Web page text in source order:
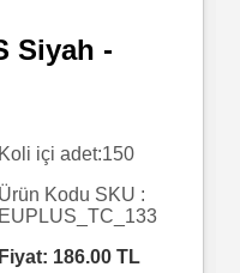
Siyah -
Koli içi adet:150
Ürün Kodu SKU :
EUPLUS_TC_133
Fiyat: 186.00 TL